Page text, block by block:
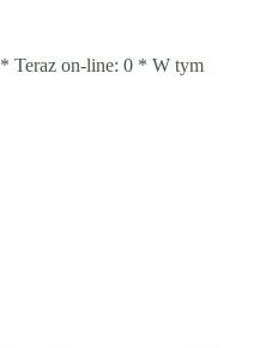
* Teraz on-line: 0 * W tym